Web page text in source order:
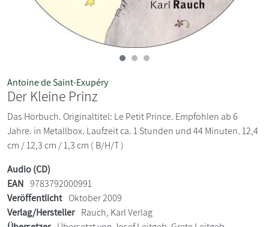
Antoine de Saint-Exupéry
Der Kleine Prinz
Das Hörbuch. Originaltitel: Le Petit Prince. Empfohlen ab 6
Jahre. in Metallbox. Laufzeit ca. 1 Stunden und 44 Minuten. 12,4
cm / 12,3 cm / 1,3 cm ( B/H/T )
Audio (CD)
EAN 9783792000991
Veröffentlicht Oktober 2009
Verlag/Hersteller Rauch, Karl Verlag